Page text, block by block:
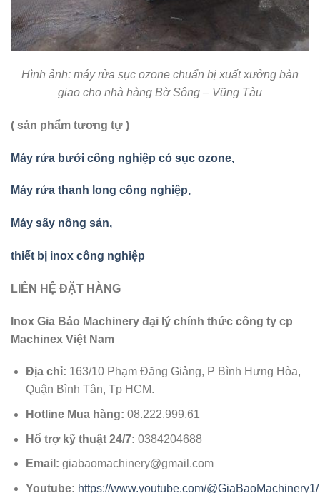
Hình ảnh: máy rửa sục ozone chuẩn bị xuất xưởng bàn
giao cho nhà hàng Bờ Sông – Vũng Tàu
( sản phẩm tương tự )
Máy rửa bưởi công nghiệp có sục ozone,
Máy rửa thanh long công nghiệp,
Máy sấy nông sản,
thiết bị inox công nghiệp
LIÊN HỆ ĐẶT HÀNG
Inox Gia Bảo Machinery đại lý chính thức công ty cp
Machinex Việt Nam
Địa chỉ: 163/10 Phạm Đăng Giảng, P Bình Hưng Hòa,
Quận Bình Tân, Tp HCM.
Hotline Mua hàng: 08.222.999.61
Hổ trợ kỹ thuật 24/7: 0384204688
Email: giabaomachinery@gmail.com
Youtube: https://www.youtube.com/@GiaBaoMachinery1/